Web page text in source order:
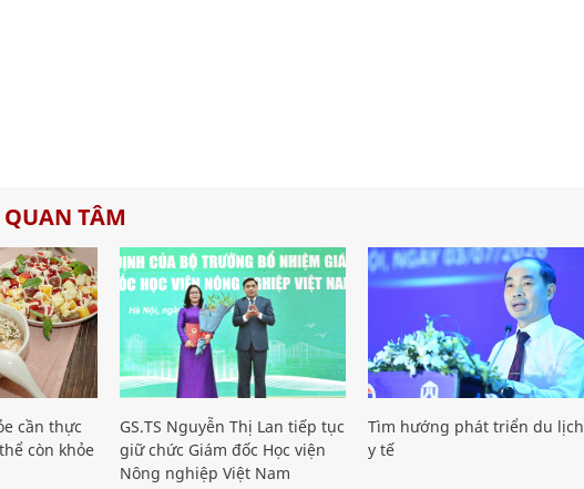
QUAN TÂM
cần thực
còn khỏe
GS.TS Nguyễn Thị Lan tiếp tục
giữ chức Giám đốc Học viện
Nông nghiệp Việt Nam
Tìm hướng phát triển du lịch
y tế